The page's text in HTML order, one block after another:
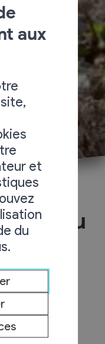
aux
et
du